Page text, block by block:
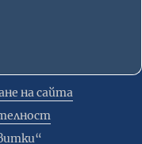
на сайта